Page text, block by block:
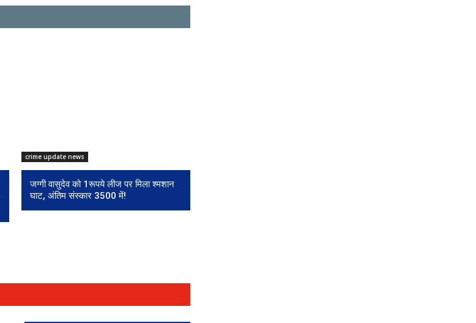
crime update news
जग्गी वासुदेव को 1रूपये लीज पर मिला श्मशान
घाट, अंतिम संस्कार 3500 में!